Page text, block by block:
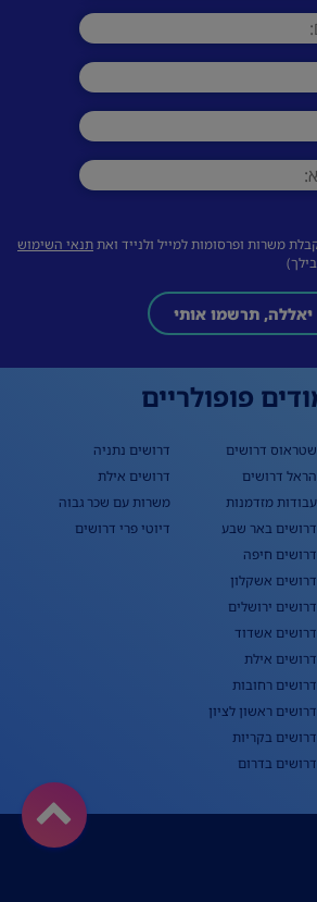
משרות ופרסומות למייל ולנייד ואתתנאי השימוש
יאללה, תרשמו אותי
פופולריים
שטראוס דרושים
הראל דרושים
עבודות מזדמנות
דרושים באר שבע
דרושים חיפה
דרושים אשקלון
דרושים ירושלים
דרושים אשדוד
דרושים אילת
דרושים רחובות
דרושים ראשון לציון
דרושים בקריות
דרושים בדרום
דרושים נתניה
דרושים אילת
משרות עם שכר גבוה
דיוטי פרי דרושים